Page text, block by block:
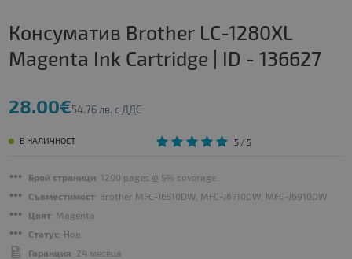
Консуматив Brother LC-1280XL
Magenta Ink Cartridge | ID - 136627
28.00€54.76 лв. с ДДС
В НАЛИЧНОСТ 5/ 5
Брой страници: 1200 pages @ 5% coverage
Съвместимост: Brother MFC-J6510DW, MFC-J6710DW, MFC-J6910DW
Цвят: Magenta
Статус: Нов
Гаранция: 24 месеца